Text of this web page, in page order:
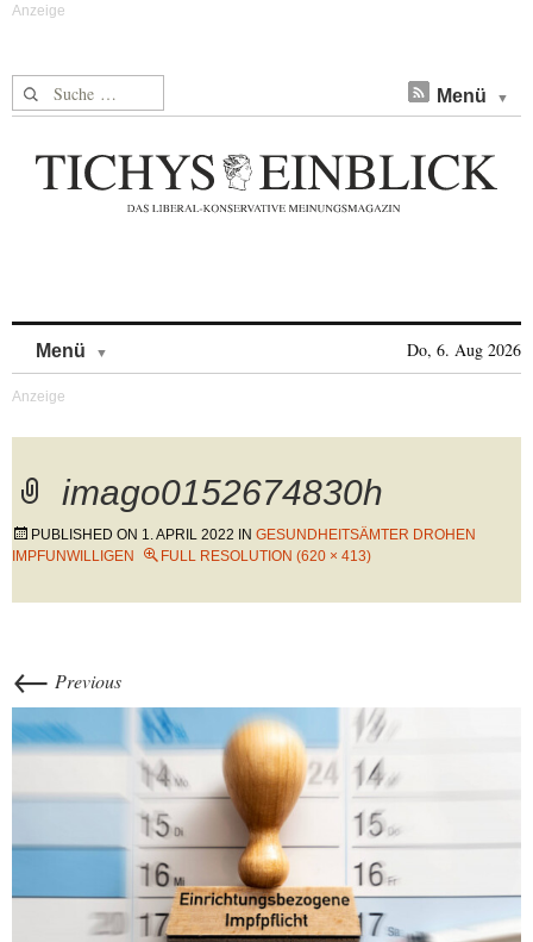
Suche nach: Menü
Menü Do, 6. Aug 2026
imago0152674830h
PUBLISHED ON 1. APRIL 2022 IN GESUNDHEITSÄMTER DROHEN
IMPFUNWILLIGEN
FULL RESOLUTION (620 × 413)
← Previous